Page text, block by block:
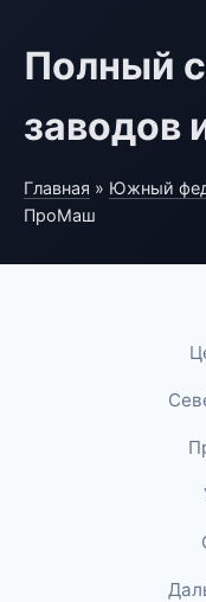
Полный
заводов
Главная » Южный
ПроМаш